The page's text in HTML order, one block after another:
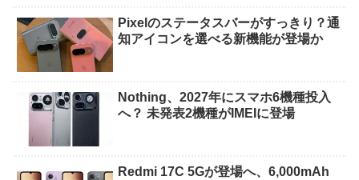
Pixelのステータスバーがすっきり？通
知アイコンを選べる新機能が登場か
Nothing、2027年にスマホ6機種投入
へ？ 未発表2機種がIMEIに登場
Redmi 17C 5Gが登場へ、6,000mAh